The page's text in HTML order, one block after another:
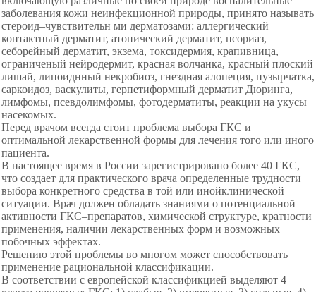
заболевания кожи неинфекционной природы, принято называть
стероид–чувствительн ми дерматозами: аллергический
контактный дерматит, атопический дерматит, псориаз,
себорейный дерматит, экзема, токсидермия, крапивница,
ограниченый нейродермит, красная волчанка, красный плоский
лишай, липоиднный некробиоз, гнездная алопеция, пузырчатка,
саркоидоз, васкулиты, герпетиформный дерматит Дюринга,
лимфомы, псевдолимфомы, фотодерматиты, реакции на укусы
насекомых.
Перед врачом всегда стоит проблема выбора ГКС и
оптимальной лекарственной формы для лечения того или иного
пациента.
В настоящее время в России зарегистрировано более 40 ГКС,
что создает для практического врача определенные трудности
выбора конкретного средства в той или инойклинической
ситуации. Врач должен обладать знаниями о потенциальной
активности ГКС–препаратов, химической структуре, кратности
применения, наличии лекарственных форм и возможных
побочных эффектах.
Решению этой проблемы во многом может способствовать
применение рациональной классификации.
В соответствии с европейской классификцией выделяют 4